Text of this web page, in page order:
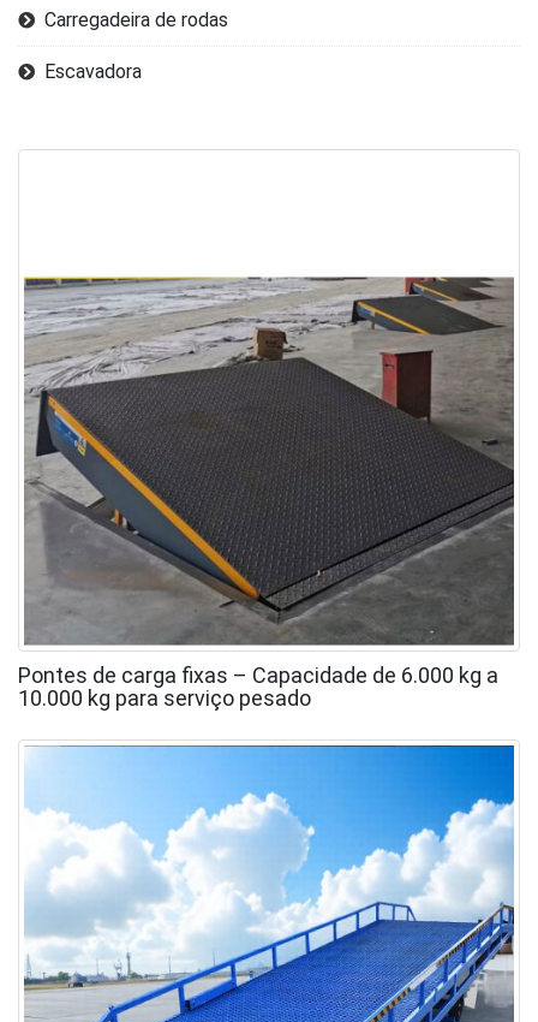
Carregadeira de rodas
Escavadora
Pontes de carga fixas – Capacidade de 6.000 kg a
10.000 kg para serviço pesado